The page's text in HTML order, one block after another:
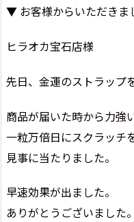
▼ お客様からいただきま
ヒラオカ宝石店様
先日、金運のストラップ
商品が届いた時から力強
一粒万倍日にスクラッチ
見事に当たりました。
早速効果が出ました。
ありがとうございました。